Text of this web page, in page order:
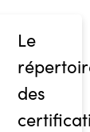
Le
des